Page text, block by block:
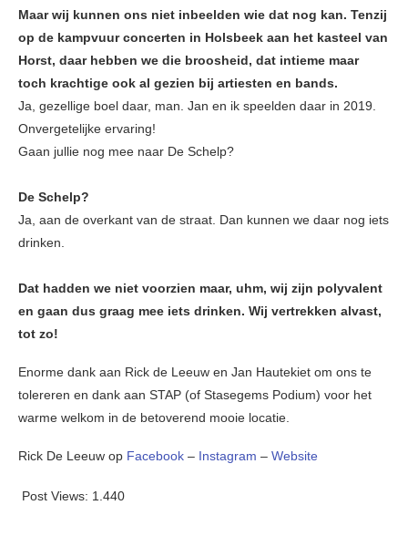
Maar wij kunnen ons niet inbeelden wie dat nog kan. Tenzij
op de kampvuur concerten in Holsbeek aan het kasteel van
Horst, daar hebben we die broosheid, dat intieme maar
toch krachtige ook al gezien bij artiesten en bands.
Ja, gezellige boel daar, man. Jan en ik speelden daar in 2019.
Onvergetelijke ervaring!
Gaan jullie nog mee naar De Schelp?
De Schelp?
Ja, aan de overkant van de straat. Dan kunnen we daar nog iets
drinken.
Dat hadden we niet voorzien maar, uhm, wij zijn polyvalent
en gaan dus graag mee iets drinken. Wij vertrekken alvast,
tot zo!
Enorme dank aan Rick de Leeuw en Jan Hautekiet om ons te
tolereren en dank aan STAP (of Stasegems Podium) voor het
warme welkom in de betoverend mooie locatie.
Rick De Leeuw op Facebook – Instagram – Website
Post Views: 1.440